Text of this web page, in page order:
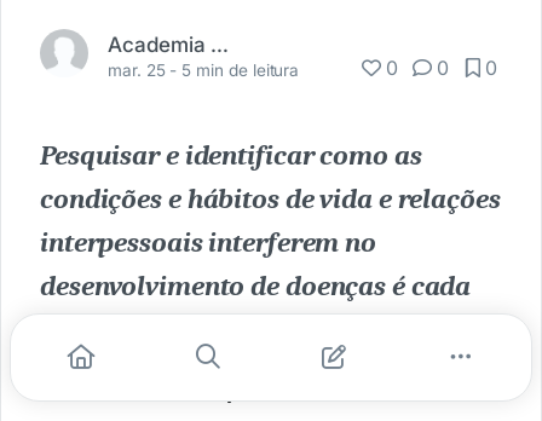
Academia Médica
mar. 25 - 5 min de leitura 0 0 0
Pesquisar e identificar como as
condições e hábitos de vida e relações
interpessoais interferem no
desenvolvimento de doenças é cada